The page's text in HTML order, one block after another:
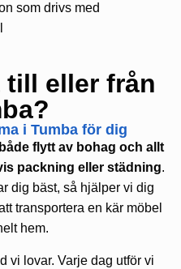
som drivs med
till eller från
i Tumba för dig
flytt av bohag och allt
packning eller städning.
dig bäst, så hjälper vi dig
transportera en kär möbel
hem.
vi lovar. Varje dag utför vi